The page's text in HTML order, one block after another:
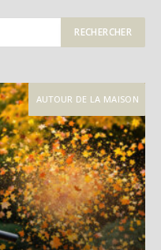
AUTOUR DE LA MAISON